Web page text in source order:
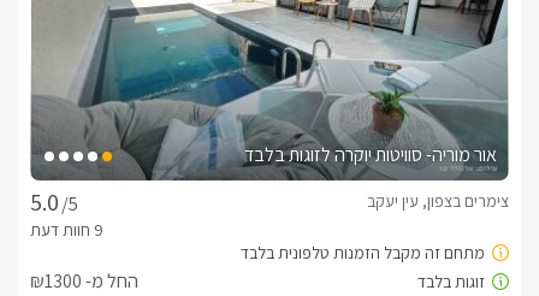
אור מוריה- סוויטות יוקרה לזוגות בלבד
/5
צימרים בצפון, עין יעקב
החל מ- ₪1300